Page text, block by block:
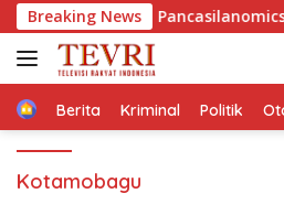
Langsung
ke
konten
Breaking News
Pancasilanomics melalui
HomeBerita Kriminal Politik
Kotamobagu